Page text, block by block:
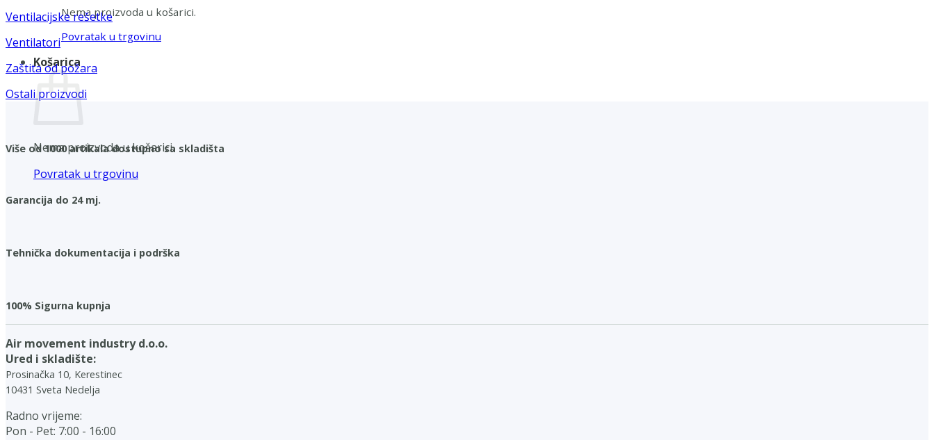
Nema proizvoda u košarici.
Povratak u trgovinu
Košarica
Nema proizvoda u košarici.
Povratak u trgovinu
Ventilacijske rešetke
Ventilatori
Zaštita od požara
Ostali proizvodi
Više od 1000 artikala dostupno sa skladišta
Garancija do 24 mj.
Tehnička dokumentacija i podrška
100% Sigurna kupnja
Air movement industry d.o.o.
Ured i skladište:
Prosinačka 10, Kerestinec
10431 Sveta Nedelja
Radno vrijeme:
Pon - Pet: 7:00 - 16:00